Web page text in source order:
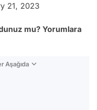
21, 2023
mu? Yorumlara
Aşağıda